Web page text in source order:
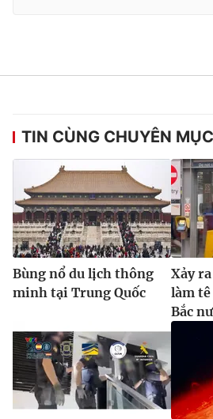
TIN CÙNG CHUYÊN MỤC
Bùng nổ du lịch thông
minh tại Trung Quốc
Xảy
làm
Bắc